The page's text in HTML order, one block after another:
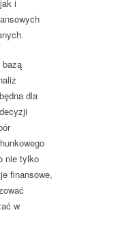
i
dla
nie tylko
finansowe,
w